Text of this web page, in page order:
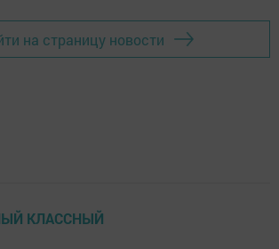
на страницу новости
КЛАССНЫЙ